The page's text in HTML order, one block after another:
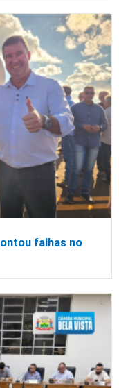
falhas no